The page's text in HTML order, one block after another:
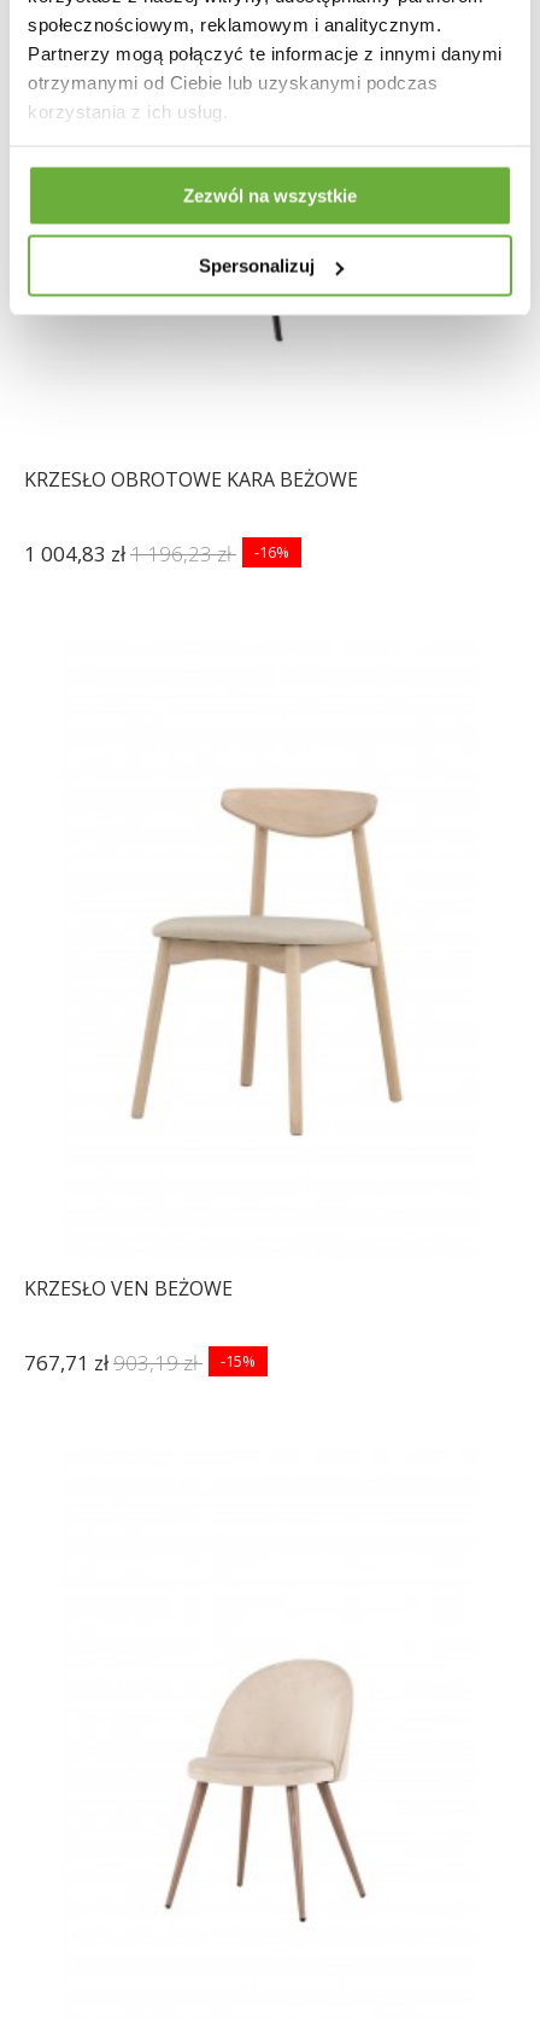
społecznościowym, reklamowym i analitycznym.
Partnerzy mogą połączyć te informacje z innymi danymi
otrzymanymi od Ciebie lub uzyskanymi podczas
korzystania z ich usług.
Zezwól na wszystkie
Spersonalizuj
KRZESŁO OBROTOWE KARA BEŻOWE
1 004,83 zł1 196,23 zł -16%
KRZESŁO VEN BEŻOWE
767,71 zł903,19 zł -15%